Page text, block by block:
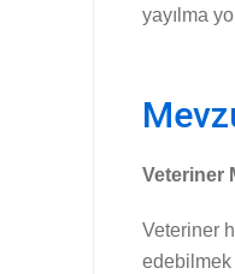
yayılma
Veteriner
Veteriner